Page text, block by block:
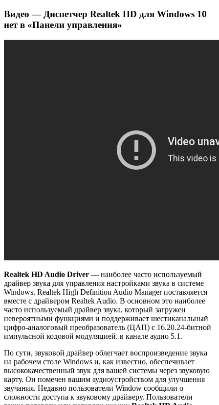
Видео — Диспетчер Realtek HD для Windows 10
нет в «Панели управления»
Realtek HD Audio Driver — наиболее часто используемый
драйвер звука для управления настройками звука в системе
Windows. Realtek High Definition Audio Manager поставляется
вместе с драйвером Realtek Audio. В основном это наиболее
часто используемый драйвер звука, который загружен
невероятными функциями и поддерживает шестиканальный
цифро-аналоговый преобразователь (ЦАП) с 16.20.24-битной
импульсной кодовой модуляцией. в канале аудио 5.1.
По сути, звуковой драйвер облегчает воспроизведение звука
на рабочем столе Windows и, как известно, обеспечивает
высококачественный звук для вашей системы через звуковую
карту. Он помечен вашим аудиоустройством для улучшения
звучания. Недавно пользователи Window сообщили о
сложности доступа к звуковому драйверу. Пользователи